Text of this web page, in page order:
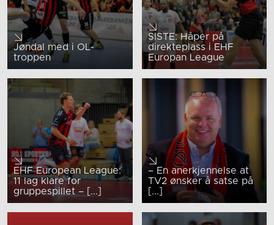
Jøndal med i OL-
troppen
SISTE: Håper på
direkteplass i EHF
Europan League
EHF European League:
11 lag klare for
gruppespillet – [...]
– En anerkjennelse at
TV2 ønsker å satse på
[...]